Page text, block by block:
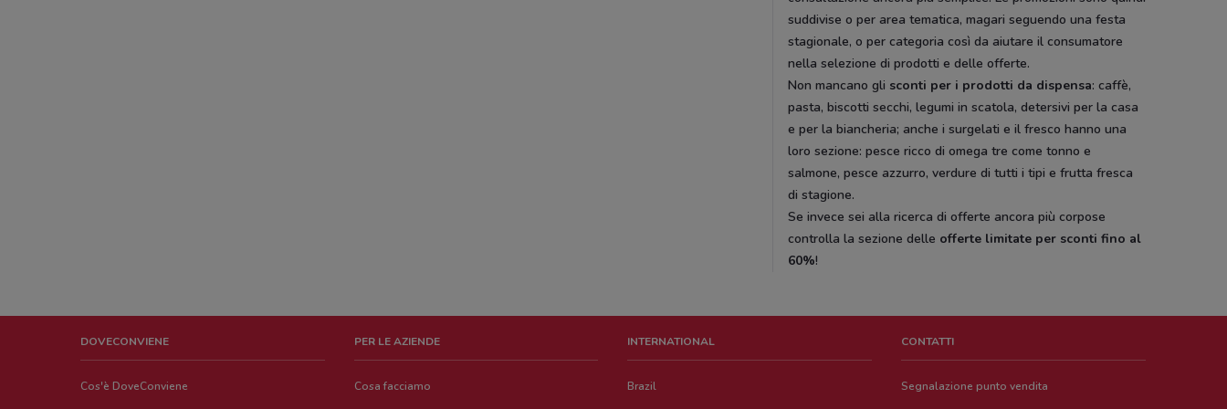
suddivise o per area tematica, magari seguendo una festa
stagionale, o per categoria così da aiutare il consumatore
nella selezione di prodotti e delle offerte.
Non mancano gli sconti per i prodotti da dispensa: caffè,
pasta, biscotti secchi, legumi in scatola, detersivi per la casa
e per la biancheria; anche i surgelati e il fresco hanno una
loro sezione: pesce ricco di omega tre come tonno e
salmone, pesce azzurro, verdure di tutti i tipi e frutta fresca
di stagione.
Se invece sei alla ricerca di offerte ancora più corpose
controlla la sezione delle offerte limitate per sconti fino al
60%!
DOVECONVIENE
Cos'è DoveConviene
PER LE AZIENDE
Cosa facciamo
INTERNATIONAL
Brazil
CONTATTI
Segnalazione punto vendita